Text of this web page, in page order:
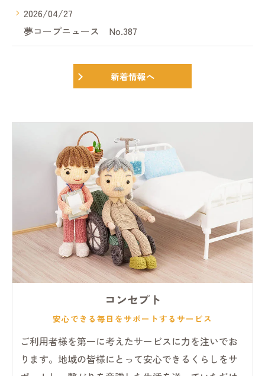
2026/04/27
夢コープニュース No.387
新着情報へ
コンセプト
安心できる毎日をサポートするサービス
ご利用者様を第一に考えたサービスに力を注いでお
ります。地域の皆様にとって安心できるくらしをサ